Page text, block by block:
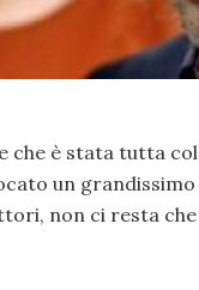
che è stata tutta
un
non ci resta